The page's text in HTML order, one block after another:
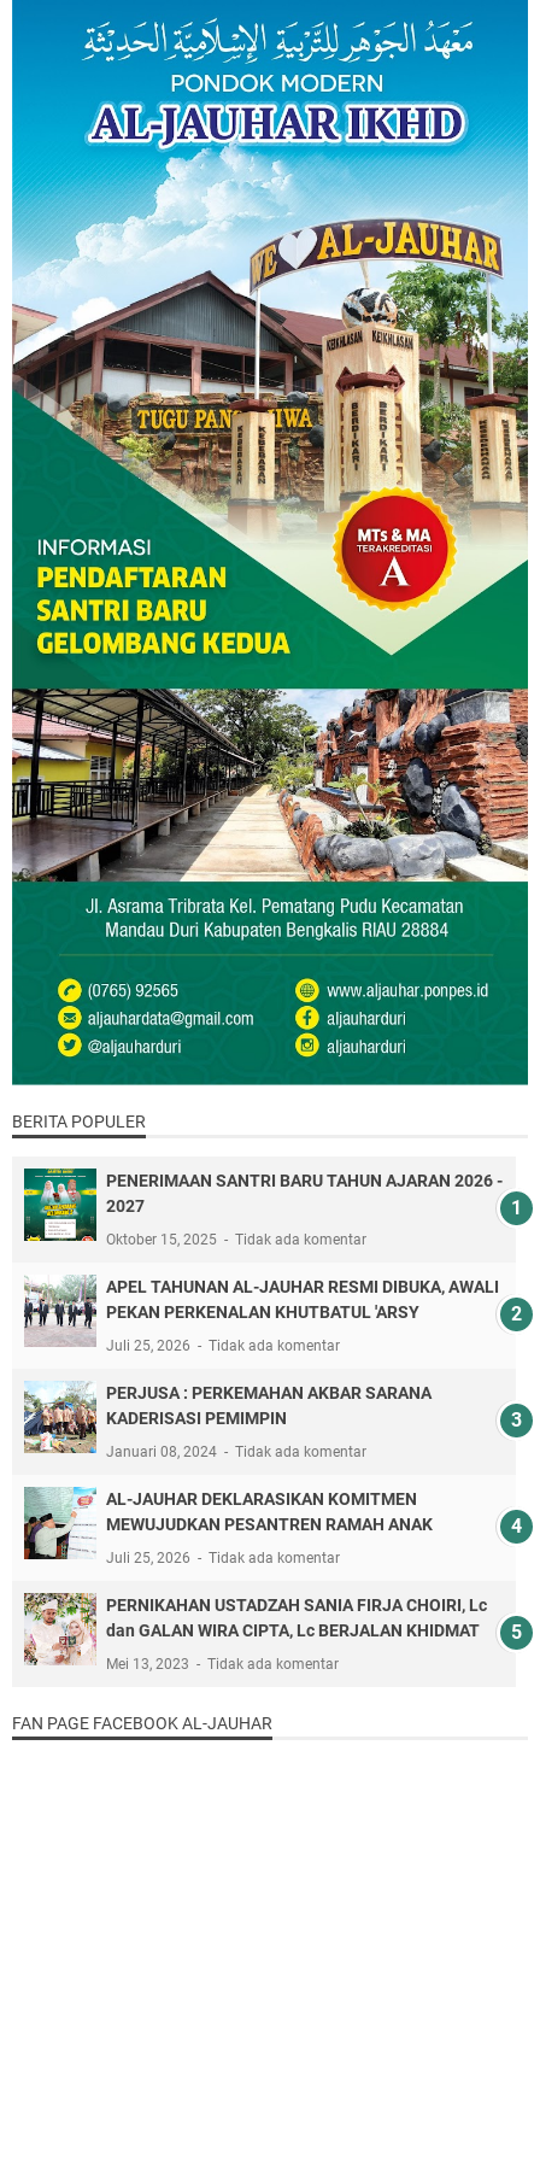
BERITA POPULER
PENERIMAAN SANTRI BARU TAHUN AJARAN 2026 -
2027
Oktober 15, 2025 Tidak ada komentar
APEL TAHUNAN AL-JAUHAR RESMI DIBUKA, AWALI
PEKAN PERKENALAN KHUTBATUL 'ARSY
Juli 25, 2026 Tidak ada komentar
PERJUSA : PERKEMAHAN AKBAR SARANA
KADERISASI PEMIMPIN
Januari 08, 2024 Tidak ada komentar
AL-JAUHAR DEKLARASIKAN KOMITMEN
MEWUJUDKAN PESANTREN RAMAH ANAK
Juli 25, 2026 Tidak ada komentar
PERNIKAHAN USTADZAH SANIA FIRJA CHOIRI, Lc
dan GALAN WIRA CIPTA, Lc BERJALAN KHIDMAT
Mei 13, 2023 Tidak ada komentar
FAN PAGE FACEBOOK AL-JAUHAR